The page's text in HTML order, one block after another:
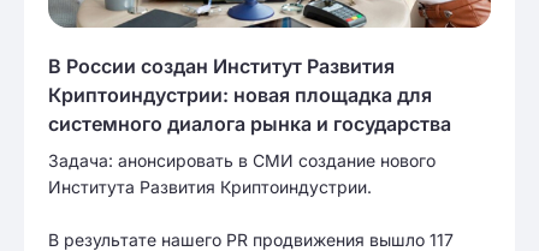
В России создан Институт Развития
Криптоиндустрии: новая площадка для
системного диалога рынка и государства
Задача: анонсировать в СМИ создание нового
Института Развития Криптоиндустрии.
В результате нашего PR продвижения вышло 117